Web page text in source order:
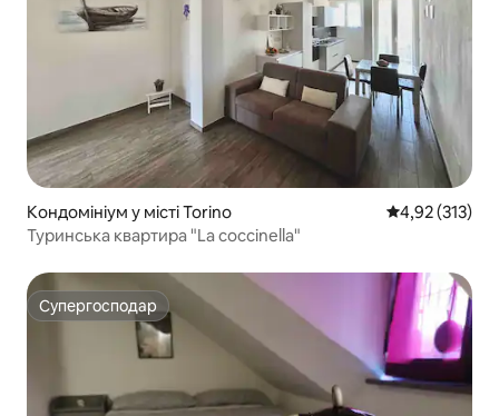
Кондомініум у місті Torino Середня
4,92 (313)
Туринська квартира "La coccinella"
Супергосподар
Супергосподар